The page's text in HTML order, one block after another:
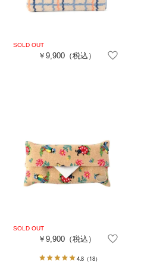
￥9,900 （税込）
￥9,900 （税込）
4.8（18）